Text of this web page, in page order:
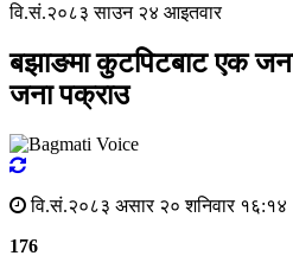
वि.सं.२०८३ साउन २४ आइतवार
बझाङमा कुटपिटबाट एक
जना पक्राउ
वि.सं.२०८३ असार २० शनिवार १६:१४
176